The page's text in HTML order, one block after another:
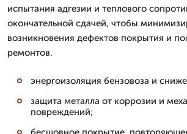
испытания адгезии и теплового
окончательной сдачей, чтобы
возникновения дефектов покрытия и
ремонтов.
энергоизоляция бензовоза и
защита металла от коррозии и
повреждений;